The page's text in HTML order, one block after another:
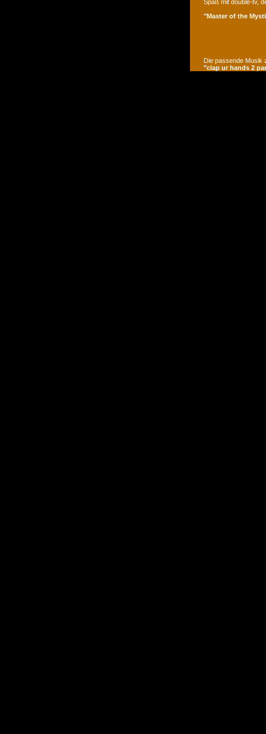
Spaß mit double-tv,
"Master of the
Die passende Musik
"clap ur hands 2